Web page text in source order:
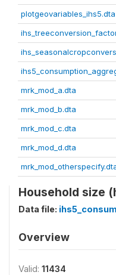
plotgeovariables_ihs5.dta
mrk_mod_a.dta
mrk_mod_b.dta
mrk_mod_c.dta
mrk_mod_d.dta
Household size
Data file:
Overview
Valid: 11434